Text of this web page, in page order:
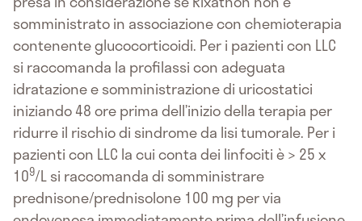
somministrato in associazione con chemioterapia
contenente glucocorticoidi. Per i pazienti con LLC
si raccomanda la profilassi con adeguata
idratazione e somministrazione di uricostatici
iniziando 48 ore prima dell’inizio della terapia per
ridurre il rischio di sindrome da lisi tumorale. Per i
pazienti con LLC la cui conta dei linfociti è > 25 x
109/L si raccomanda di somministrare
prednisone/prednisolone 100 mg per via